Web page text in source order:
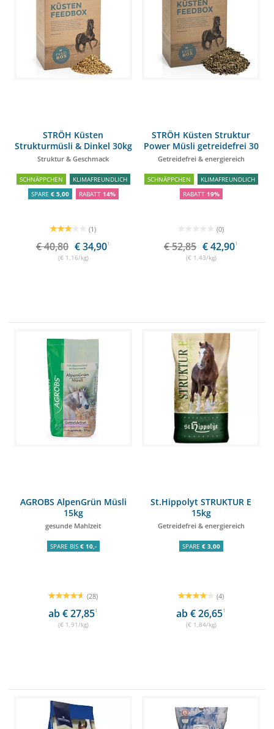
STRÖH Küsten
Strukturmüsli & Dinkel 30kg
Feedbox
Struktur & Geschmack
SCHNÄPPCHEN
KLIMAFREUNDLICH
SPARE € 5,00 RABATT 14%
(1)
€ 40,80 € 34,901
(€ 1,16/kg)
STRÖH Küsten Struktur
Power Müsli getreidefrei 30
kg Feedbox
Getreidefrei & energiereich
SCHNÄPPCHEN
KLIMAFREUNDLICH
RABATT 19%
(0)
€ 52,85 € 42,901
(€ 1,43/kg)
AGROBS AlpenGrün Müsli
15kg
gesunde Mahlzeit
SPARE BIS € 10,-
(28)
ab € 27,851
(€ 1,91/kg)
St.Hippolyt STRUKTUR E
15kg
Getreidefrei & energiereich
SPARE € 3,00
(4)
ab € 26,651
(€ 1,84/kg)